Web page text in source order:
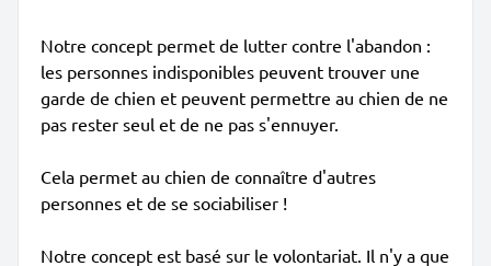
Notre concept permet de lutter contre l'abandon :
les personnes indisponibles peuvent trouver une
garde de chien et peuvent permettre au chien de ne
pas rester seul et de ne pas s'ennuyer.
Cela permet au chien de connaître d'autres
personnes et de se sociabiliser !
Notre concept est basé sur le volontariat. Il n'y a que